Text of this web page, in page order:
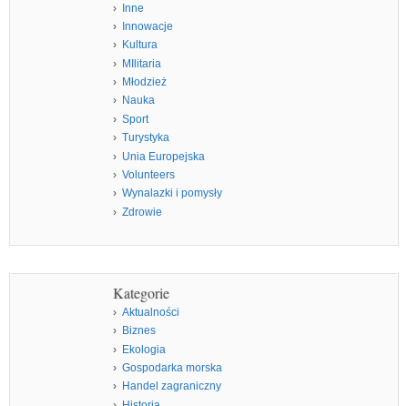
Inne
Innowacje
Kultura
MIlitaria
Młodzież
Nauka
Sport
Turystyka
Unia Europejska
Volunteers
Wynalazki i pomysły
Zdrowie
Kategorie
Aktualności
Biznes
Ekologia
Gospodarka morska
Handel zagraniczny